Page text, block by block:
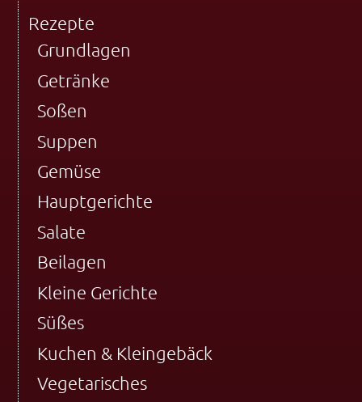
Rezepte
Grundlagen
Getränke
Soßen
Suppen
Gemüse
Hauptgerichte
Salate
Beilagen
Kleine Gerichte
Süßes
Kuchen & Kleingebäck
Vegetarisches